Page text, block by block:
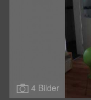
4 Bilder